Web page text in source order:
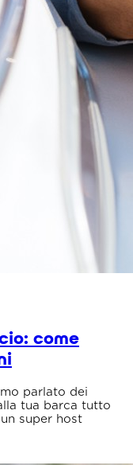
come
parlato dei
tua barca tutto
super host